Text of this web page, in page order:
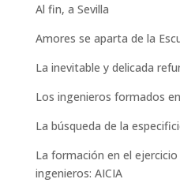
Al fin, a Sevilla
Amores se aparta de la
La inevitable y delicada
Los ingenieros formados
La búsqueda de la
La formación en el
ingenieros: AICIA